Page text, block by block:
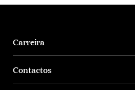
Carreira
Contactos